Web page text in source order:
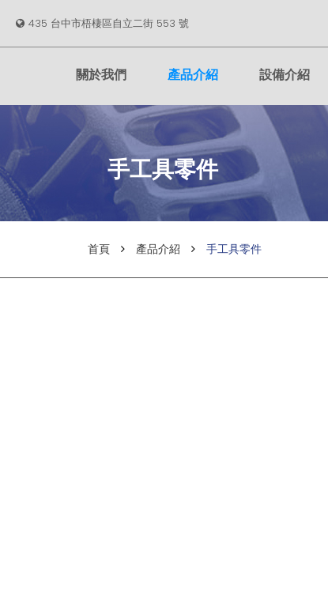
435 台中市梧棲區自立二街 553 號
關於我們 產品介紹 設備介紹
手工具零件
首頁 產品介紹 手工具零件